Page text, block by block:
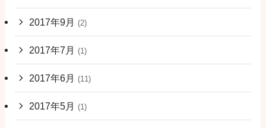
2017年9月 (2)
2017年7月 (1)
2017年6月 (11)
2017年5月 (1)